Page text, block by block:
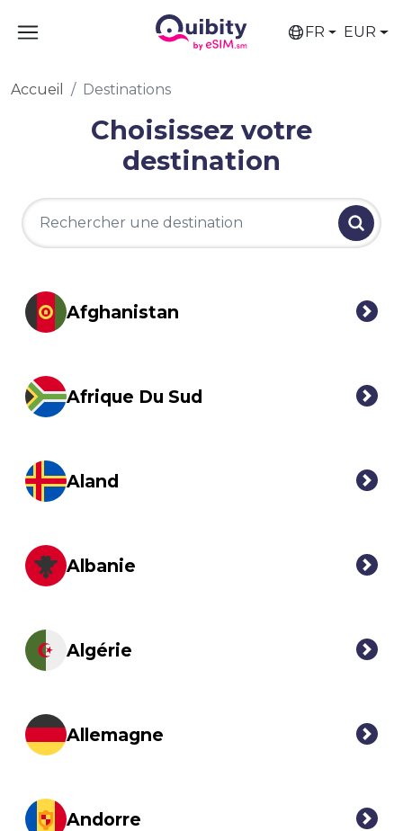
FR EUR
Accueil Destinations
Choisissez votre
destination
Afghanistan
Afrique Du Sud
Aland
Albanie
Algérie
Allemagne
Andorre